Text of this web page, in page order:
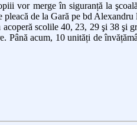
vor mergeîn siguranțăla
pleacă de la Gară pe bd
acoperă scolile 40, 23, 29 şi 38
Până acum, 10 unități de